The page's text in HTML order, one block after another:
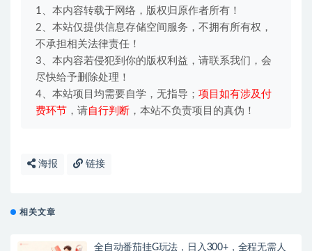
1、本内容转载于网络，版权归原作者所有！
2、本站仅提供信息存储空间服务，不拥有所有权，
不承担相关法律责任！
3、本内容若侵犯到你的版权利益，请联系我们，会
尽快给予删除处理！
4、本站项目均需要自学，无指导； 项目如有涉及付
费环节 ，请自行判断 ，本站不负责项目的真伪！
海报 链接
相关文章
全自动番茄挂G玩法，日入300+，全程无需人